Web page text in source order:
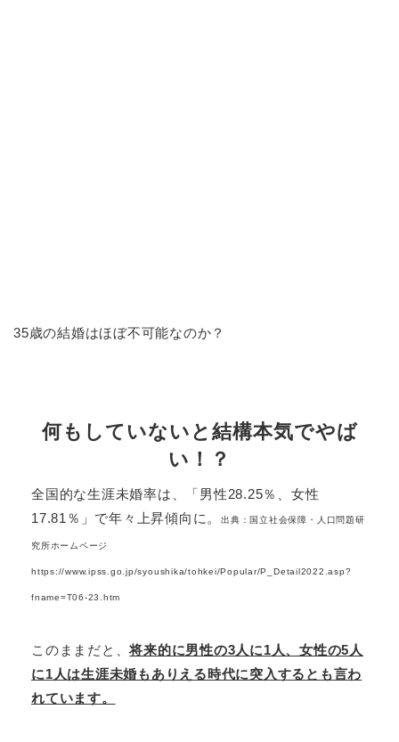
35歳の結婚はほぼ不可能なのか？
何もしていないと結構本気でやば
い！？
全国的な生涯未婚率は、「男性28.25％、女性
17.81％」で年々上昇傾向に。出典：国立社会保障・人口問題研
究所ホームページ
https://www.ipss.go.jp/syoushika/tohkei/Popular/P_Detail2022.asp?
fname=T06-23.htm
このままだと、将来的に男性の3人に1人、女性の5人
に1人は生涯未婚もありえる時代に突入するとも言わ
れています。